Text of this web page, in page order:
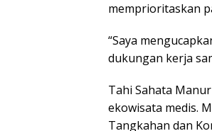
memprioritaskan
“Saya
dukungan kerja
Tahi Sahata
ekowisata medis.
Tangkahan dan